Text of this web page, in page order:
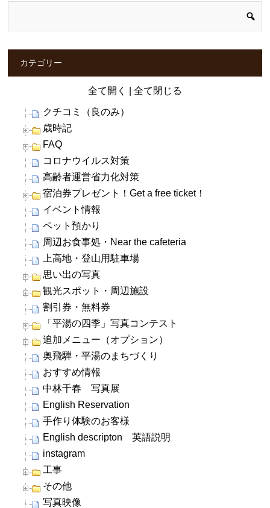
カテゴリー
全て開く 全て閉じる
クチコミ（良のみ）
歳時記
FAQ
コロナウイルス対策
高齢者運営省力化対策
宿泊券プレゼント！Get a free ticket！
イベント情報
ペット預かり
周辺お食事処・Near the cafeteria
上高地・登山用駐車場
思い出の写真
観光スポット・周辺施設
割引券・無料券
「平湯の四季」写真コンテスト
追加メニュー（オプション）
奥飛騨・平湯のまちづくり
おすすめ情報
中林千春 写真展
English Reservation
手作り体験のお客様
English descripton 英語説明
instagram
工事
その他
写真映像